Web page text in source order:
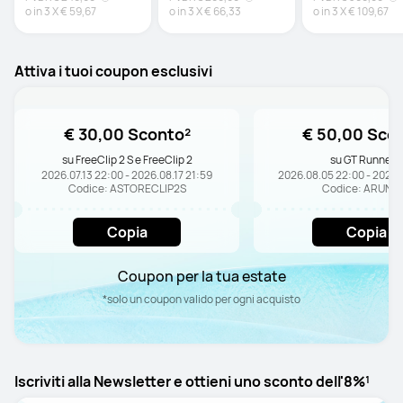
o in3X€ 59,67
o in3X€ 66,33
o in3X€ 109,67
Attiva i tuoi coupon esclusivi
€ 30,00 Sconto²
su FreeClip 2 S e FreeClip 2
2026.07.13 22:00 - 2026.08.17 21:59
Codice: ASTORECLIP2S
Copia
€ 50,00
su GT Runner 2
2026.08.05 22:00 -
Codice:
Copia
Coupon per la tua estate
*solo un coupon valido per ogni acquisto
Iscriviti alla Newsletter e ottieni uno sconto dell'8%¹